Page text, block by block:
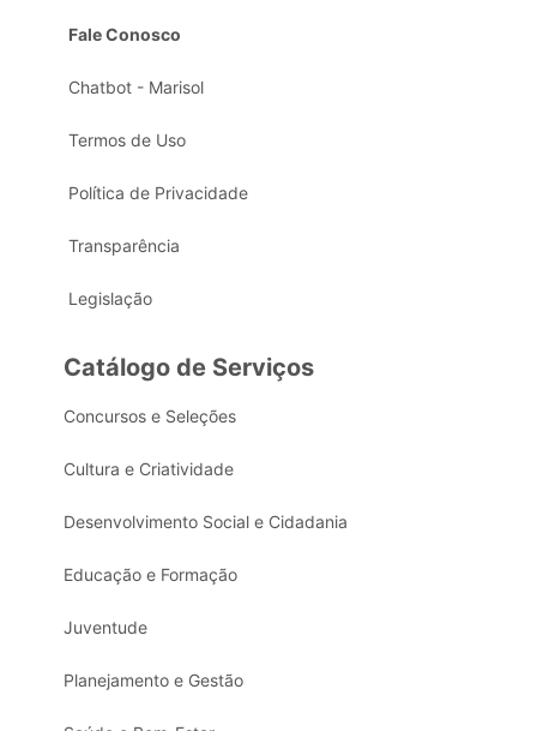
Fale Conosco
Chatbot - Marisol
Termos de Uso
Política de Privacidade
Transparência
Legislação
Catálogo de Serviços
Concursos e Seleções
Cultura e Criatividade
Desenvolvimento Social e Cidadania
Educação e Formação
Juventude
Planejamento e Gestão